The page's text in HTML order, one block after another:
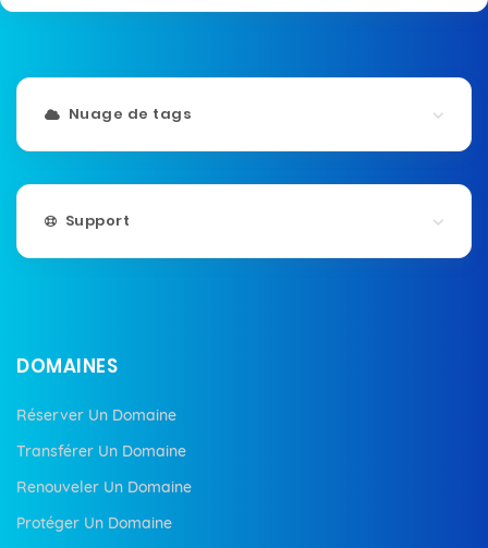
Nuage de tags
Support
DOMAINES
Réserver Un Domaine
Transférer Un Domaine
Renouveler Un Domaine
Protéger Un Domaine